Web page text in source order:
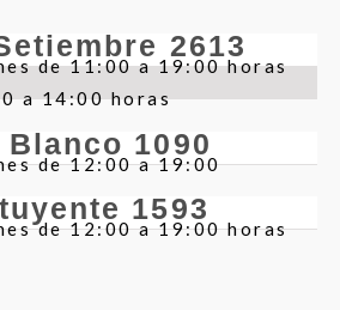
2613
de 11:00 a 19:00 horas
a 14:00 horas
1090
de 12:00 a 19:00
1593
de 12:00 a 19:00 horas